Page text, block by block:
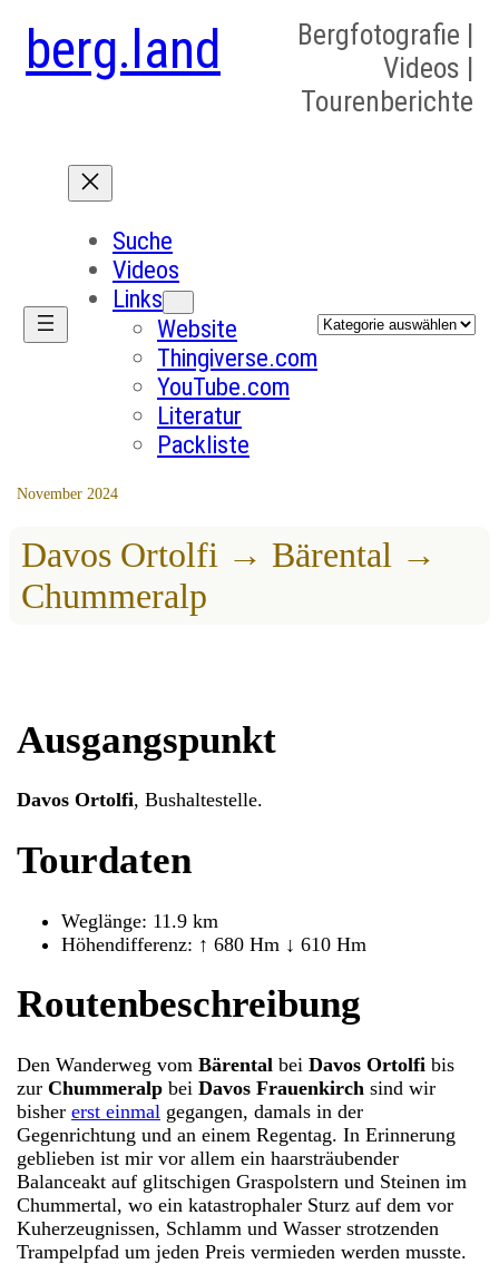
berg.land
Bergfotografie |
Videos |
Tourenberichte
Suche
Videos
Links
Website
Thingiverse.com
YouTube.com
Literatur
Packliste
Kategorien
November 2024
Davos Ortolfi → Bärental →
Chummeralp
Ausgangspunkt
Davos Ortolfi, Bushaltestelle.
Tourdaten
Weglänge: 11.9 km
Höhendifferenz: ↑ 680 Hm ↓ 610 Hm
Routenbeschreibung
Den Wanderweg vomBärental beiDavos Ortolfi bis
zurChummeralp beiDavos Frauenkirch sind wir
bishererst einmal gegangen, damals in der
Gegenrichtung und an einem Regentag. In Erinnerung
geblieben ist mir vor allem ein haarsträubender
Balanceakt auf glitschigen Graspolstern und Steinen im
Chummertal, wo ein katastrophaler Sturz auf dem vor
Kuherzeugnissen, Schlamm und Wasser strotzenden
Trampelpfad um jeden Preis vermieden werden musste.